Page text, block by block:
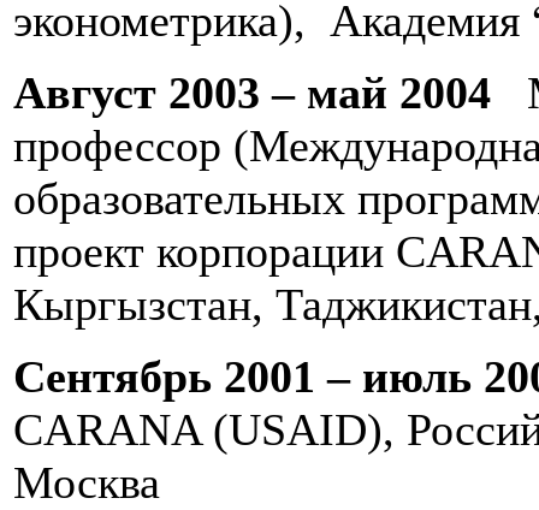
эконометрика),
Август 2003 – май 2004
профессор
образовательных
проект корпорации
Кыргызстан,
Сентябрь 2001 – июль
CARANA (USAID),
Москва